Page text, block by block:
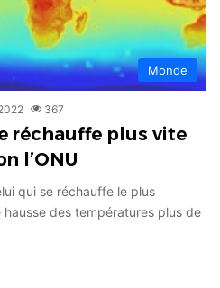
Monde
367
réchauffe plus vite
l’ONU
qui se réchauffe le plus
des températures plus de